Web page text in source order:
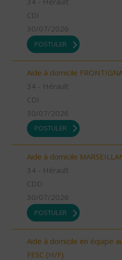
CDI
30/07/2026
POSTULER
Aide à domicile
34 - Hérault
CDI
30/07/2026
POSTULER
Aide à domicile
34 - Hérault
CDD
30/07/2026
POSTULER
Aide à domicile en équipe
FESC (H/F)